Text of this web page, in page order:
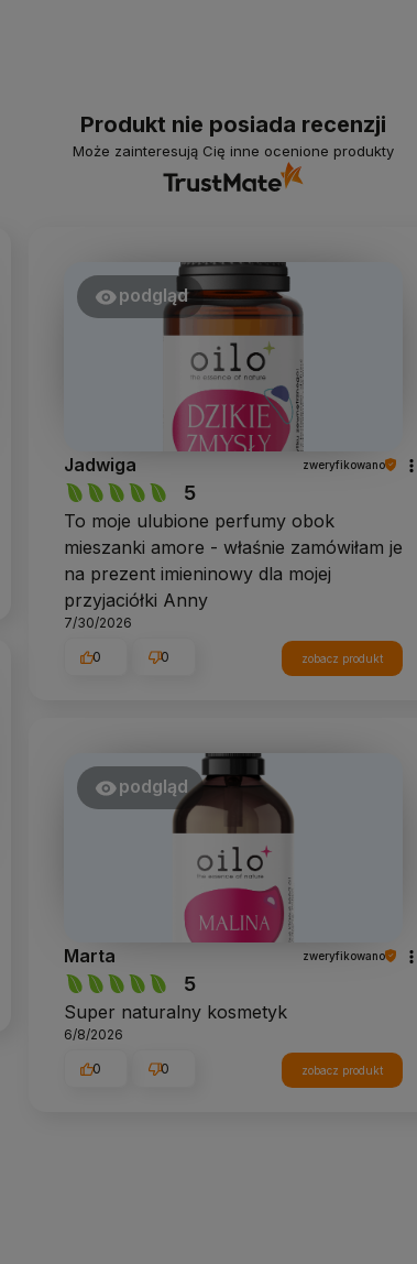
Produkt nie posiada recenzji
Może zainteresują Cię inne ocenione produkty
podgląd
Jadwiga zweryfikowano
5
To moje ulubione perfumy obok
mieszanki amore - właśnie zamówiłam je
na prezent imieninowy dla mojej
przyjaciółki Anny
7/30/2026
0 0 zobacz produkt
podgląd
Marta zweryfikowano
5
Super naturalny kosmetyk
6/8/2026
0 0 zobacz produkt